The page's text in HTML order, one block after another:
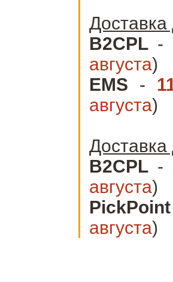
Доставка
B2CPL -
августа)
EMS -
августа)
B2CPL -
августа)
PickPoint
августа)